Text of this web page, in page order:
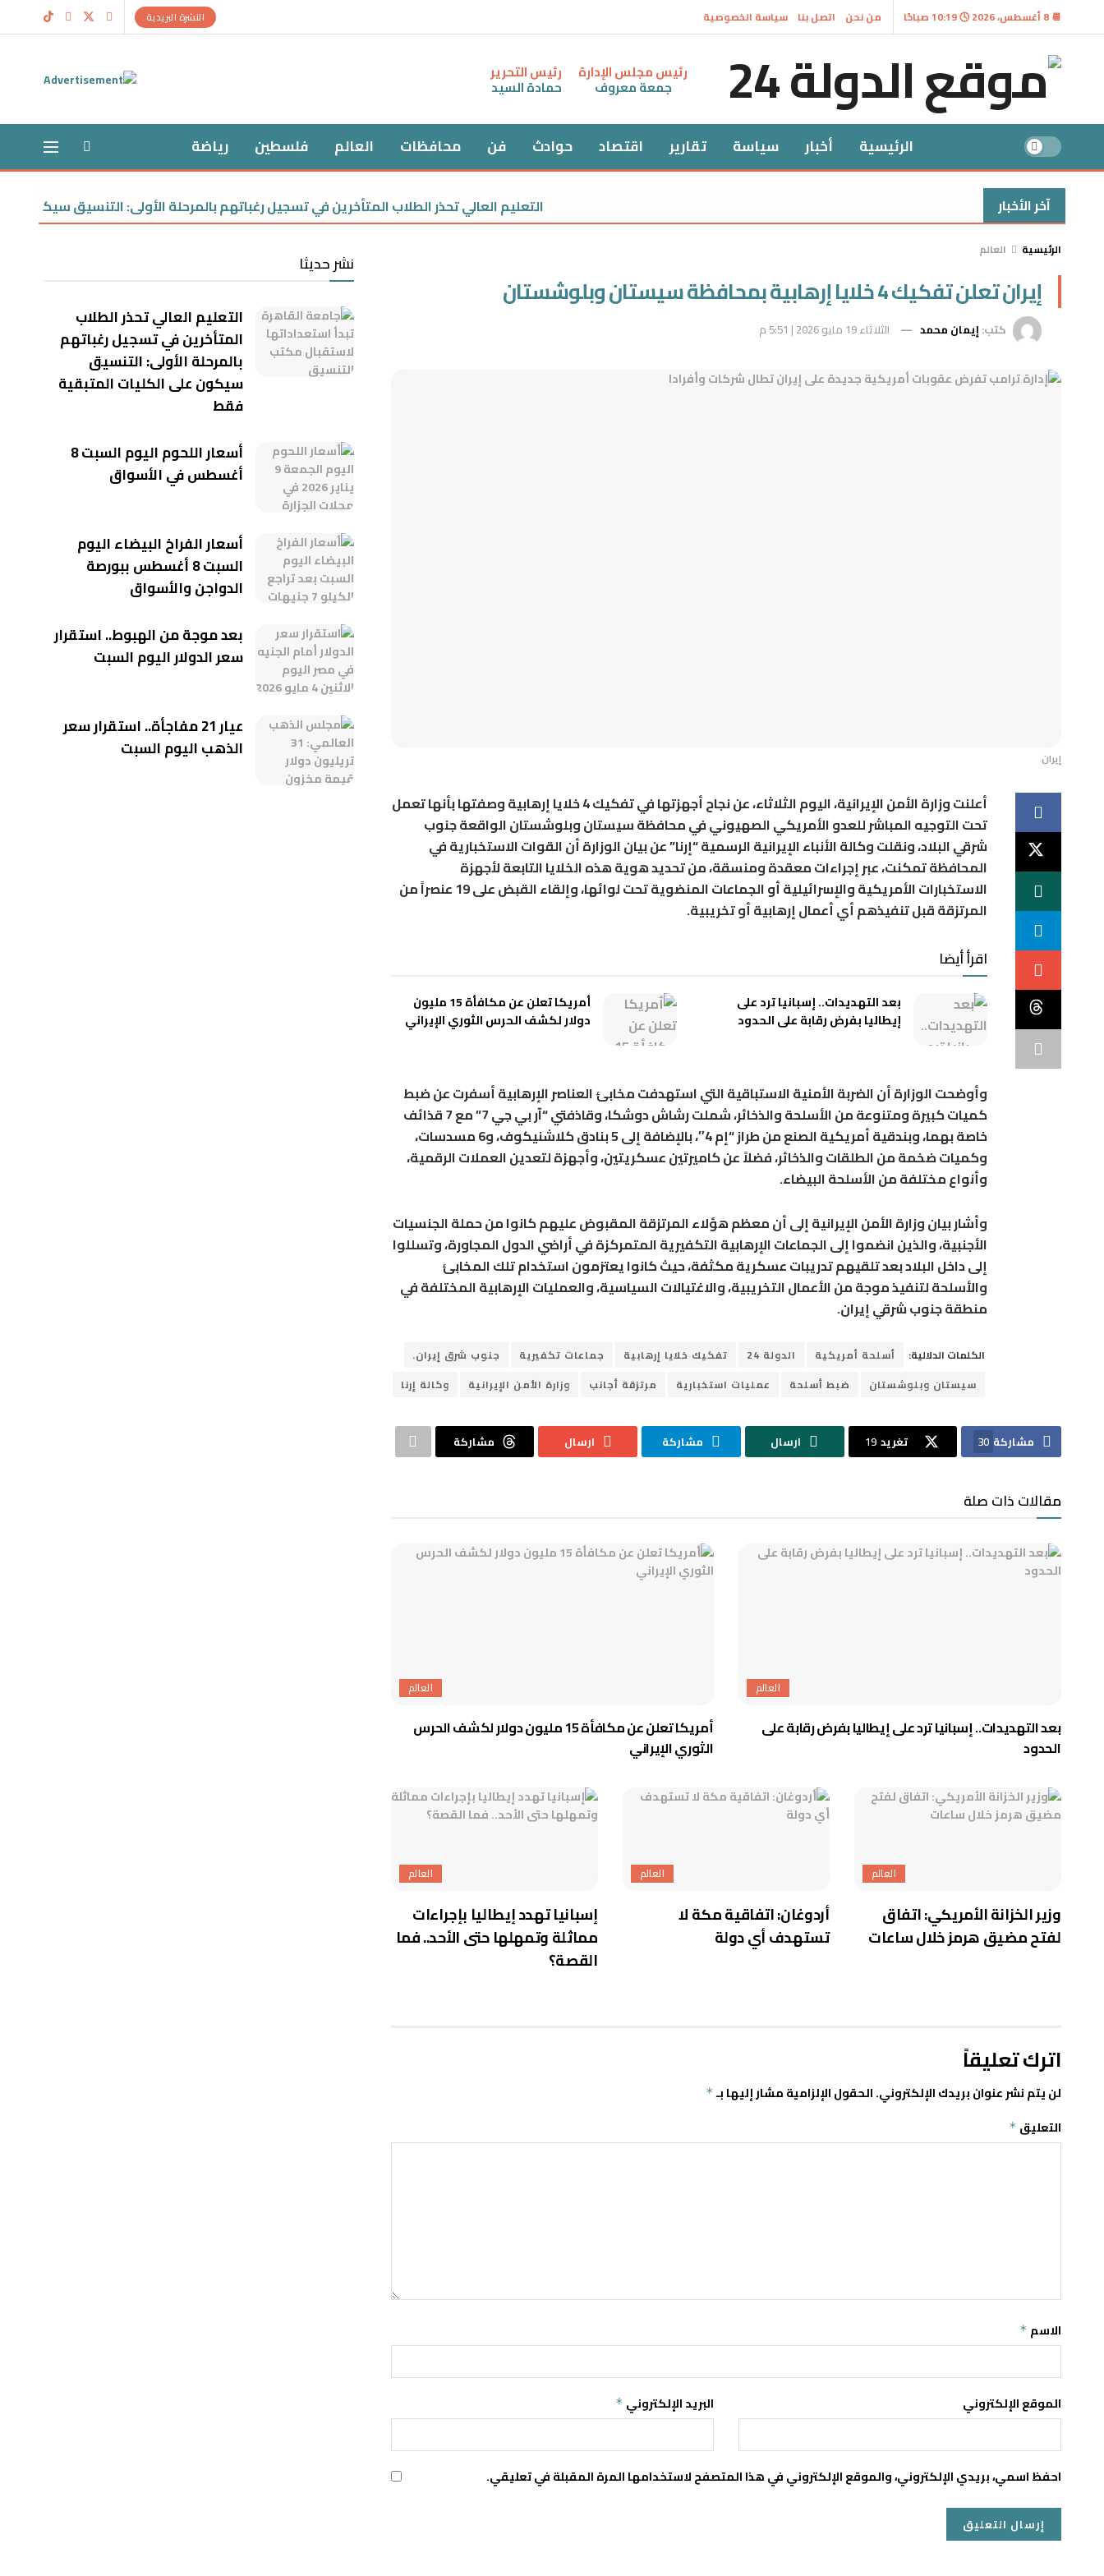
📆 8 أغسطس، 2026 🕓 10:19 صباحًا من نحن اتصل بنا سياسة الخصوصية النشرة البريدية
رئيس مجلس الإدارة
جمعة معروف
رئيس التحرير
حمادة السيد
الرئيسية أخبار سياسة تقارير اقتصاد حوادث فن محافظات العالم فلسطين رياضة
آخر الأخبار التعليم العالي تحذر الطلاب المتأخرين في تسجيل رغباتهم بالمرحلة الأولى: التنسيق سيكون على
الرئيسية العالم
إيران تعلن تفكيك 4 خلايا إرهابية بمحافظة سيستان وبلوشستان
كتب: إيمان محمد الثلاثاء 19 مايو 2026 | 5:51 م
إيران
أعلنت وزارة الأمن الإيرانية، اليوم الثلاثاء، عن نجاح أجهزتها في تفكيك 4 خلايا إرهابية وصفتها بأنها تعمل
تحت التوجيه المباشر للعدو الأمريكي الصهيوني في محافظة سيستان وبلوشستان الواقعة جنوب
شرقي البلاد، ونقلت وكالة الأنباء الإيرانية الرسمية “إرنا” عن بيان الوزارة أن القوات الاستخبارية في
المحافظة تمكنت، عبر إجراءات معقدة ومنسقة، من تحديد هوية هذه الخلايا التابعة لأجهزة
الاستخبارات الأمريكية والإسرائيلية أو الجماعات المنضوية تحت لوائها، وإلقاء القبض على 19 عنصراً من
المرتزقة قبل تنفيذهم أي أعمال إرهابية أو تخريبية.
اقرأ أيضا
بعد التهديدات.. إسبانيا ترد على
إيطاليا بفرض رقابة على الحدود
أمريكا تعلن عن مكافأة 15 مليون
دولار لكشف الحرس الثوري الإيراني
وأوضحت الوزارة أن الضربة الأمنية الاستباقية التي استهدفت مخابئ العناصر الإرهابية أسفرت عن ضبط
كميات كبيرة ومتنوعة من الأسلحة والذخائر، شملت رشاش دوشكا، وقاذفتي “آر بي جي 7” مع 7 قذائف
خاصة بهما، وبندقية أمريكية الصنع من طراز “إم 4″، بالإضافة إلى 5 بنادق كلاشنيكوف، و6 مسدسات،
وكميات ضخمة من الطلقات والذخائر، فضلاً عن كاميرتين عسكريتين، وأجهزة لتعدين العملات الرقمية،
وأنواع مختلفة من الأسلحة البيضاء.
وأشار بيان وزارة الأمن الإيرانية إلى أن معظم هؤلاء المرتزقة المقبوض عليهم كانوا من حملة الجنسيات
الأجنبية، والذين انضموا إلى الجماعات الإرهابية التكفيرية المتمركزة في أراضي الدول المجاورة، وتسللوا
إلى داخل البلاد بعد تلقيهم تدريبات عسكرية مكثفة، حيث كانوا يعتزمون استخدام تلك المخابئ
والأسلحة لتنفيذ موجة من الأعمال التخريبية، والاغتيالات السياسية، والعمليات الإرهابية المختلفة في
منطقة جنوب شرقي إيران.
الكلمات الدلالية: أسلحة أمريكية الدولة 24 تفكيك خلايا إرهابية جماعات تكفيرية
جنوب شرق إيران.
سيستان وبلوشستان
ضبط أسلحة عمليات استخبارية مرتزقة أجانب وزارة الأمن الإيرانية وكالة إرنا
مشاركة 30 تغريد 19 ارسال مشاركة ارسال مشاركة
مقالات ذات صلة
العالم
بعد التهديدات.. إسبانيا ترد على إيطاليا بفرض رقابة على
الحدود
العالم
أمريكا تعلن عن مكافأة 15 مليون دولار لكشف الحرس
الثوري الإيراني
العالم
وزير الخزانة الأمريكي: اتفاق
لفتح مضيق هرمز خلال ساعات
العالم
أردوغان: اتفاقية مكة لا
تستهدف أي دولة
العالم
إسبانيا تهدد إيطاليا بإجراءات
مماثلة وتمهلها حتى الأحد.. فما
القصة؟
اترك تعليقاً
لن يتم نشر عنوان بريدك الإلكتروني.الحقول الإلزامية مشار إليها بـ *
التعليق *
الاسم *
البريد الإلكتروني * الموقع الإلكتروني
احفظ اسمي، بريدي الإلكتروني، والموقع الإلكتروني في هذا المتصفح لاستخدامها المرة المقبلة في تعليقي.
نشر حديثا
التعليم العالي تحذر الطلاب
المتأخرين في تسجيل رغباتهم
بالمرحلة الأولى: التنسيق
سيكون على الكليات المتبقية
فقط
أسعار اللحوم اليوم السبت 8
أغسطس في الأسواق
أسعار الفراخ البيضاء اليوم
السبت 8 أغسطس ببورصة
الدواجن والأسواق
بعد موجة من الهبوط.. استقرار
سعر الدولار اليوم السبت
عيار 21 مفاجأة.. استقرار سعر
الذهب اليوم السبت